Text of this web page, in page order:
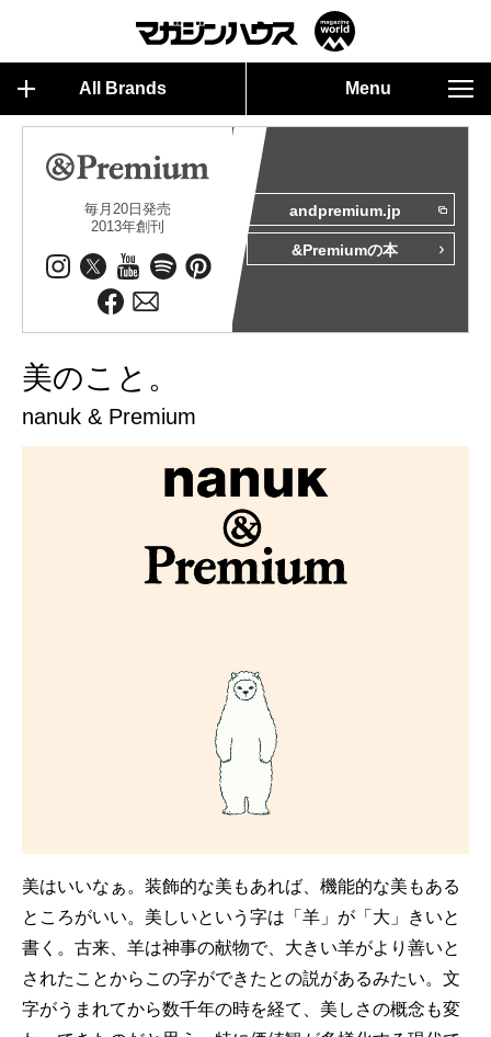
All Brands Menu
毎月20日発売
2013年創刊
andpremium.jp
&Premiumの本
美のこと。
nanuk & Premium
美はいいなぁ。装飾的な美もあれば、機能的な美もある
ところがいい。美しいという字は「羊」が「大」きいと
書く。古来、羊は神事の献物で、大きい羊がより善いと
されたことからこの字ができたとの説があるみたい。文
字がうまれてから数千年の時を経て、美しさの概念も変